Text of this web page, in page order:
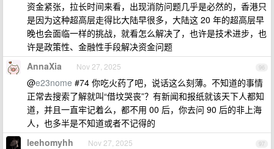
资金紧张，拉长时间来看，出现消防问题几乎是必然的，香港只
是因为这种超高层走得比大陆早很多，大陆这 20 年的超高层早
晚也会面临一样的挑战，就看怎么解决了，也许是技术进步，也
许是政策性、金融性手段解决资金问题
96
AnnaXia Nov 27, 2025
@e23nome #74 你吃火药了吧，说话这么刻薄。不知道的事情
正常去搜索了解就叫“借坟哭丧”？有新闻和报纸就该天下人都知
道，并且一直牢记着么，都不用 00 后，你去问 90 后的非上海
人，也多半是不知道或者不记得的
97
leehomyhh Nov 27, 2025